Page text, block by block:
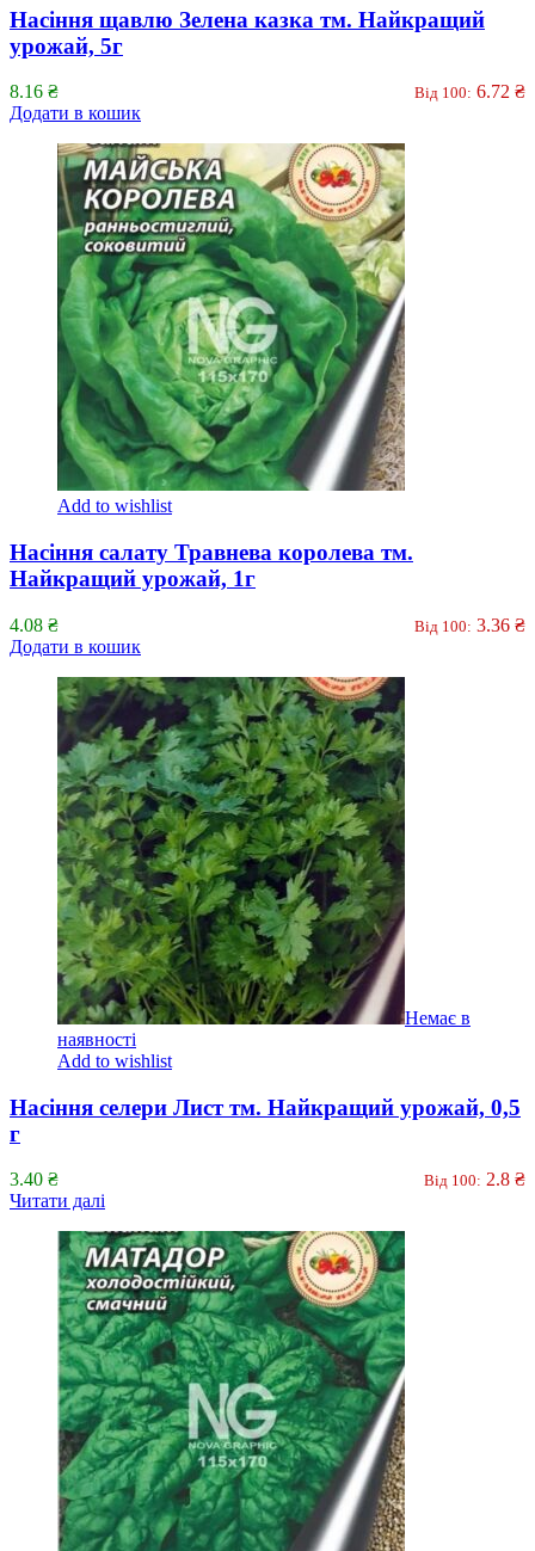
Насіння щавлю Зелена казка тм. Найкращий
урожай, 5г
8.16 ₴ Від 100: 6.72 ₴
Додати в кошик
Add to wishlist
Насіння салату Травнева королева тм.
Найкращий урожай, 1г
4.08 ₴ Від 100: 3.36 ₴
Додати в кошик
Немає в
наявності
Add to wishlist
Насіння селери Лист тм. Найкращий урожай, 0,5
г
3.40 ₴ Від 100: 2.8 ₴
Читати далі